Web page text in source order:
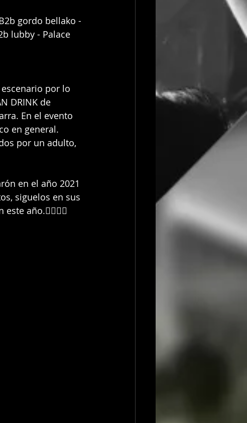
gordo bellako -
lubby - Palace
por lo
DRINK de
En el evento
en general.
por un adulto,
en el año 2021
siguelos en sus
año.👇🏻👇🏻